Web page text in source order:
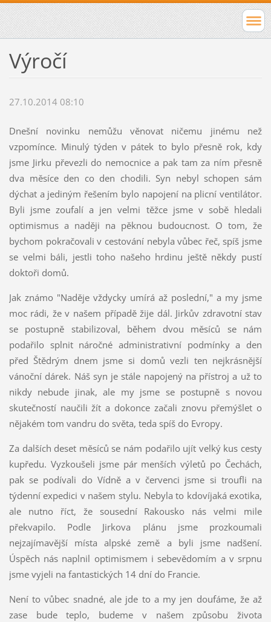
Výročí
27.10.2014 08:10
Dnešní novinku nemůžu věnovat ničemu jinému než
vzpomínce. Minulý týden v pátek to bylo přesně rok, kdy
jsme Jirku převezli do nemocnice a pak tam za ním přesně
dva měsíce den co den chodili. Syn nebyl schopen sám
dýchat a jediným řešením bylo napojení na plicní ventilátor.
Byli jsme zoufalí a jen velmi těžce jsme v sobě hledali
optimismus a naději na pěknou budoucnost. O tom, že
bychom pokračovali v cestování nebyla vůbec řeč, spíš jsme
se velmi báli, jestli toho našeho hrdinu ještě někdy pustí
doktoři domů.
Jak známo "Naděje vždycky umírá až poslední," a my jsme
moc rádi, že v našem případě žije dál. Jirkův zdravotní stav
se postupně stabilizoval, během dvou měsíců se nám
podařilo splnit náročné administrativní podmínky a den
před Štědrým dnem jsme si domů vezli ten nejkrásnější
vánoční dárek. Náš syn je stále napojený na přístroj a už to
nikdy nebude jinak, ale my jsme se postupně s novou
skutečností naučili žít a dokonce začali znovu přemýšlet o
nějakém tom vandru do světa, teda spíš do Evropy.
Za dalších deset měsíců se nám podařilo ujít velký kus cesty
kupředu. Vyzkoušeli jsme pár menších výletů po Čechách,
pak se podívali do Vídně a v červenci jsme si troufli na
týdenní expedici v našem stylu. Nebyla to kdovíjaká exotika,
ale nutno říct, že sousední Rakousko nás velmi mile
překvapilo. Podle Jirkova plánu jsme prozkoumali
nejzajímavější místa alpské země a byli jsme nadšení.
Úspěch nás naplnil optimismem i sebevědomím a v srpnu
jsme vyjeli na fantastických 14 dní do Francie.
Není to vůbec snadné, ale jde to a my jen doufáme, že až
zase bude teplo, budeme v našem způsobu života